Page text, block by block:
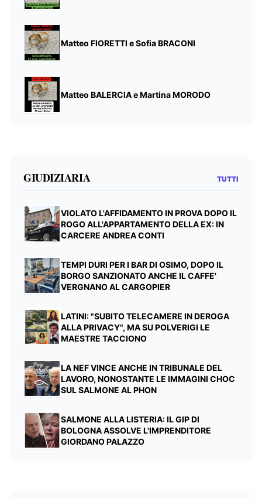
Matteo FIORETTI e Sofia BRACONI
Matteo BALERCIA e Martina MORODO
GIUDIZIARIA TUTTI
VIOLATO L'AFFIDAMENTO IN PROVA DOPO IL
ROGO ALL'APPARTAMENTO DELLA EX: IN
CARCERE ANDREA CONTI
TEMPI DURI PER I BAR DI OSIMO, DOPO IL
BORGO SANZIONATO ANCHE IL CAFFE'
VERGNANO AL CARGOPIER
LATINI: "SUBITO TELECAMERE IN DEROGA
ALLA PRIVACY", MA SU POLVERIGI LE
MAESTRE TACCIONO
LA NEF VINCE ANCHE IN TRIBUNALE DEL
LAVORO, NONOSTANTE LE IMMAGINI CHOC
SUL SALMONE AL PHON
SALMONE ALLA LISTERIA: IL GIP DI
BOLOGNA ASSOLVE L'IMPRENDITORE
GIORDANO PALAZZO